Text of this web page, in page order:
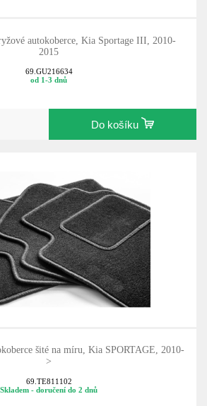
autokoberce, Kia Sportage III, 2010-
2015
69.GU216634
od 1-3 dnů
Do košíku
šité na míru, Kia SPORTAGE, 2010-
>
69.TE811102
Skladem - doručení do 2 dnů